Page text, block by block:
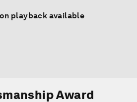
playback available
Award